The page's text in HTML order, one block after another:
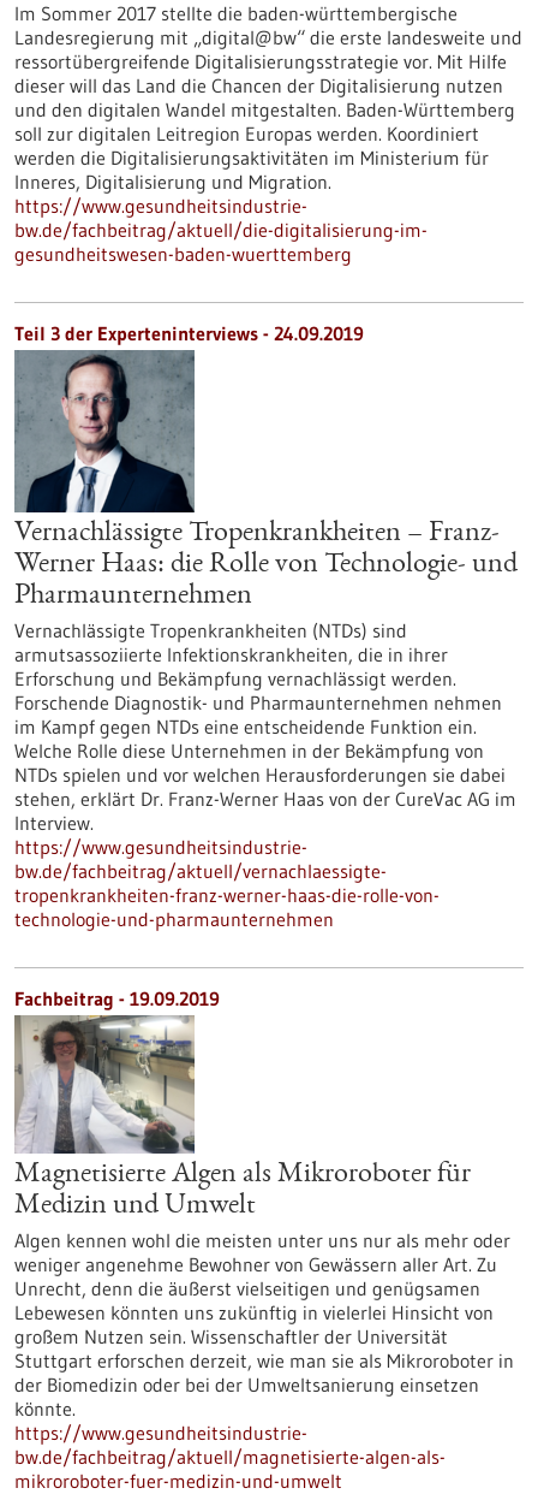
Im Sommer 2017 stellte die baden-württembergische
Landesregierung mit „digital@bw“ die erste landesweite und
ressortübergreifende Digitalisierungsstrategie vor. Mit Hilfe
dieser will das Land die Chancen der Digitalisierung nutzen
und den digitalen Wandel mitgestalten. Baden-Württemberg
soll zur digitalen Leitregion Europas werden. Koordiniert
werden die Digitalisierungsaktivitäten im Ministerium für
Inneres, Digitalisierung und Migration.
https://www.gesundheitsindustrie-
bw.de/fachbeitrag/aktuell/die-digitalisierung-im-
gesundheitswesen-baden-wuerttemberg
Teil 3 der Experteninterviews - 24.09.2019
Vernachlässigte Tropenkrankheiten – Franz-
Werner Haas: die Rolle von Technologie- und
Pharmaunternehmen
Vernachlässigte Tropenkrankheiten (NTDs) sind
armutsassoziierte Infektionskrankheiten, die in ihrer
Erforschung und Bekämpfung vernachlässigt werden.
Forschende Diagnostik- und Pharmaunternehmen nehmen
im Kampf gegen NTDs eine entscheidende Funktion ein.
Welche Rolle diese Unternehmen in der Bekämpfung von
NTDs spielen und vor welchen Herausforderungen sie dabei
stehen, erklärt Dr. Franz-Werner Haas von der CureVac AG im
Interview.
https://www.gesundheitsindustrie-
bw.de/fachbeitrag/aktuell/vernachlaessigte-
tropenkrankheiten-franz-werner-haas-die-rolle-von-
technologie-und-pharmaunternehmen
Fachbeitrag - 19.09.2019
Magnetisierte Algen als Mikroroboter für
Medizin und Umwelt
Algen kennen wohl die meisten unter uns nur als mehr oder
weniger angenehme Bewohner von Gewässern aller Art. Zu
Unrecht, denn die äußerst vielseitigen und genügsamen
Lebewesen könnten uns zukünftig in vielerlei Hinsicht von
großem Nutzen sein. Wissenschaftler der Universität
Stuttgart erforschen derzeit, wie man sie als Mikroroboter in
der Biomedizin oder bei der Umweltsanierung einsetzen
könnte.
https://www.gesundheitsindustrie-
bw.de/fachbeitrag/aktuell/magnetisierte-algen-als-
mikroroboter-fuer-medizin-und-umwelt